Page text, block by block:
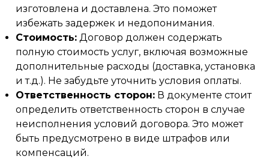
изготовлена и доставлена. Это поможет
избежать задержек и недопонимания.
Стоимость: Договор должен содержать
полную стоимость услуг, включая возможные
дополнительные расходы (доставка, установка
и т.д.). Не забудьте уточнить условия оплаты.
Ответственность сторон: В документе стоит
определить ответственность сторон в случае
неисполнения условий договора. Это может
быть предусмотрено в виде штрафов или
компенсаций.